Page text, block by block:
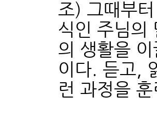
조) 그때부
식인 주님의
의 생활을
이다. 듣고,
런 과정을